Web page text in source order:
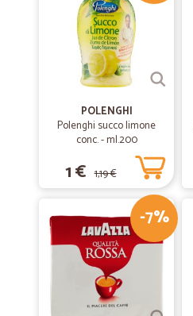
POLENGHI
Polenghi succo limone
conc. - ml.200
1 € 1,19 €
-7%